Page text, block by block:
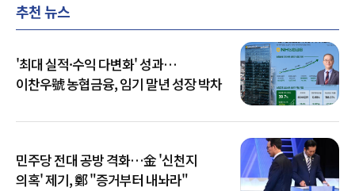
추천 뉴스
'최대 실적·수익 다변화' 성과…
이찬우號 농협금융, 임기 말년 성장 박차
민주당 전대 공방 격화…金 '신천지
의혹' 제기, 鄭 "증거부터 내놔라"